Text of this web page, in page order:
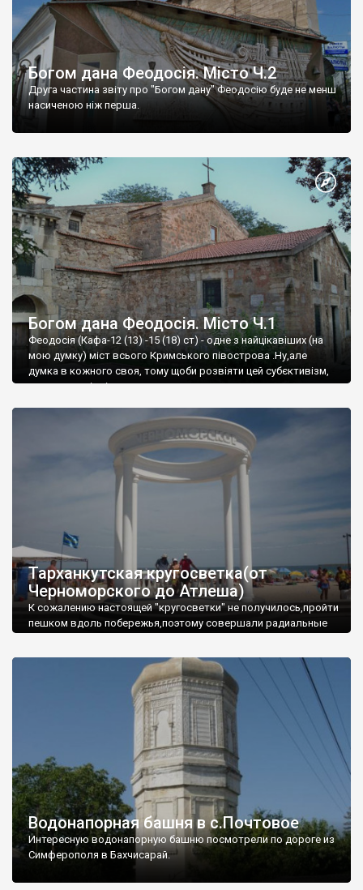
Богом дана Феодосія. Місто Ч.2
Друга частина звіту про "Богом дану" Феодосію буде не менш
насиченою ніж перша.
Богом дана Феодосія. Місто Ч.1
Феодосія (Кафа-12 (13) -15 (18) ст) - одне з найцікавіших (на
мою думку) міст всього Кримського півострова .Ну,але
думка в кожного своя, тому щоби розвіяти цей субєктивізм,
запрошую відвідати це
Тарханкутская кругосветка(от
Черноморского до Атлеша)
К сожалению настоящей "кругосветки" не получилось,пройти
пешком вдоль побережья,поэтому совершали радиальные
Водонапорная башня в с.Почтовое
Интересную водонапорную башню посмотрели по дороге из
Симферополя в Бахчисарай.